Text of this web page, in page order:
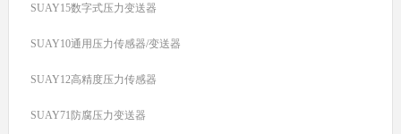
SUAY15数字式压力变送器
SUAY10通用压力传感器/变送器
SUAY12高精度压力传感器
SUAY71防腐压力变送器